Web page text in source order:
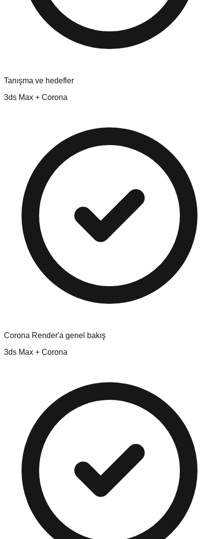
Tanışma ve hedefler
3ds Max + Corona
Corona Render'a genel bakış
3ds Max + Corona